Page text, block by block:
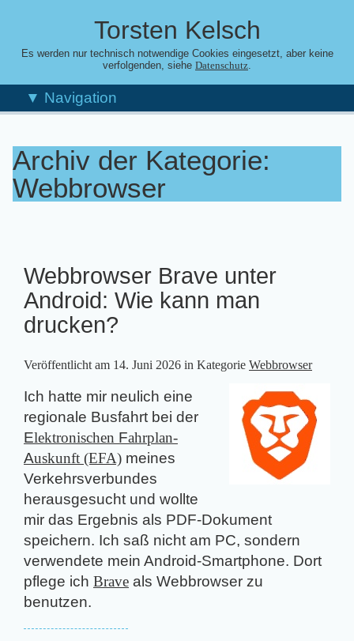
Torsten Kelsch
Es werden nur technisch notwendige Cookies eingesetzt, aber keine
verfolgenden, siehe Datenschutz.
▼ Navigation
Archiv der Kategorie:
Webbrowser
Webbrowser Brave unter
Android: Wie kann man
drucken?
Veröffentlicht am 14. Juni 2026 in Kategorie Webbrowser
Ich hatte mir neulich eine
regionale Busfahrt bei der
Elektronischen Fahrplan-
Auskunft (EFA) meines
Verkehrsverbundes
herausgesucht und wollte
mir das Ergebnis als PDF-Dokument
speichern. Ich saß nicht am PC, sondern
verwendete mein Android-Smart­­­phone. Dort
pflege ich Brave als Webbrowser zu
benutzen.